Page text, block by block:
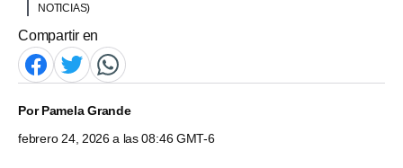
NOTICIAS)
Compartir en
PorPamela Grande
febrero 24, 2026 a las 08:46 GMT-6